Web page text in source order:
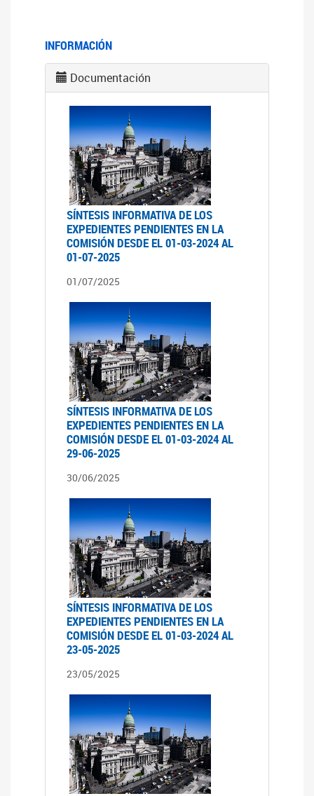
INFORMACIÓN
Documentación
SÍNTESIS INFORMATIVA DE LOS
EXPEDIENTES PENDIENTES EN LA
COMISIÓN DESDE EL 01-03-2024 AL
01-07-2025
01/07/2025
SÍNTESIS INFORMATIVA DE LOS
EXPEDIENTES PENDIENTES EN LA
COMISIÓN DESDE EL 01-03-2024 AL
29-06-2025
30/06/2025
SÍNTESIS INFORMATIVA DE LOS
EXPEDIENTES PENDIENTES EN LA
COMISIÓN DESDE EL 01-03-2024 AL
23-05-2025
23/05/2025